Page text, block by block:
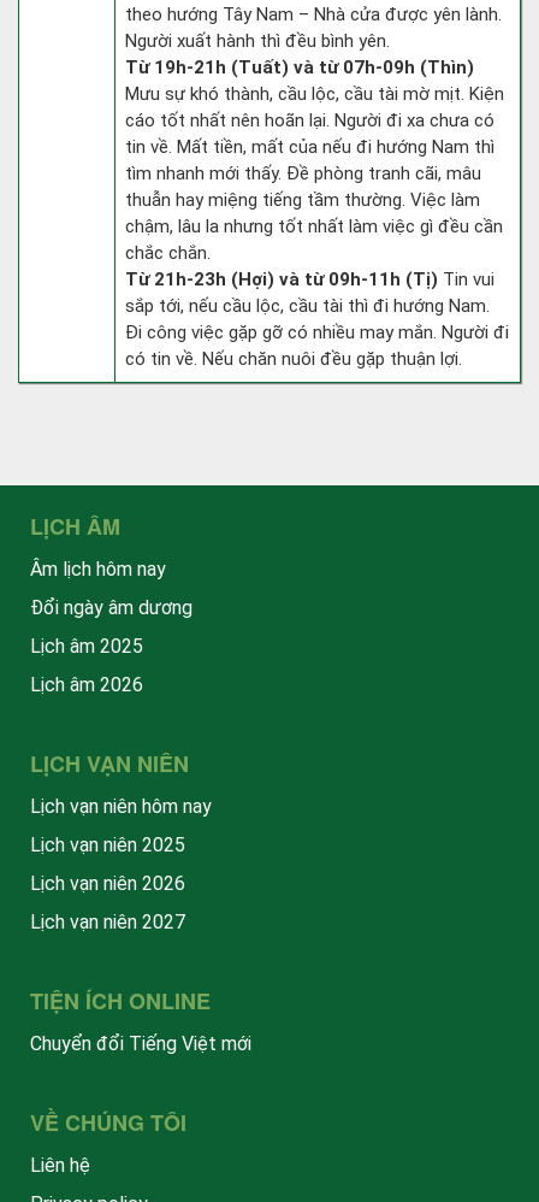
theo hướng Tây Nam – Nhà cửa được yên lành.
Người xuất hành thì đều bình yên.
Từ 19h-21h (Tuất) và từ 07h-09h (Thìn)
Mưu sự khó thành, cầu lộc, cầu tài mờ mịt. Kiện
cáo tốt nhất nên hoãn lại. Người đi xa chưa có
tin về. Mất tiền, mất của nếu đi hướng Nam thì
tìm nhanh mới thấy. Đề phòng tranh cãi, mâu
thuẫn hay miệng tiếng tầm thường. Việc làm
chậm, lâu la nhưng tốt nhất làm việc gì đều cần
chắc chắn.
Từ 21h-23h (Hợi) và từ 09h-11h (Tị) Tin vui
sắp tới, nếu cầu lộc, cầu tài thì đi hướng Nam.
Đi công việc gặp gỡ có nhiều may mắn. Người đi
có tin về. Nếu chăn nuôi đều gặp thuận lợi.
LỊCH ÂM
Âm lịch hôm nay
Đổi ngày âm dương
Lịch âm 2025
Lịch âm 2026
LỊCH VẠN NIÊN
Lịch vạn niên hôm nay
Lịch vạn niên 2025
Lịch vạn niên 2026
Lịch vạn niên 2027
TIỆN ÍCH ONLINE
Chuyển đổi Tiếng Việt mới
VỀ CHÚNG TÔI
Liên hệ